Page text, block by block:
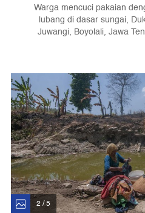
Warga mencuci pakaian
lubang di dasar sungai,
Juwangi, Boyolali, Jawa
2 / 5